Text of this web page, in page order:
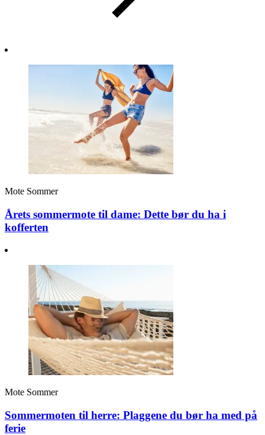
Mote Sommer
Årets sommermote til dame: Dette bør du ha i
kofferten
Mote Sommer
Sommermoten til herre: Plaggene du bør ha med på
ferie